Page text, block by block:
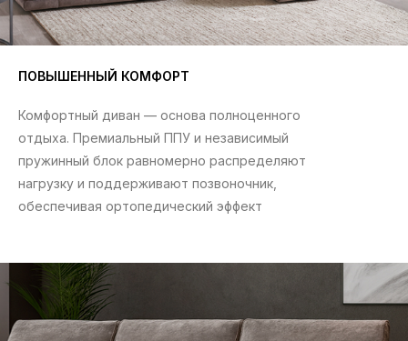
ПОВЫШЕННЫЙ КОМФОРТ
Комфортный диван — основа полноценного
отдыха. Премиальный ППУ и независимый
пружинный блок равномерно распределяют
нагрузку и поддерживают позвоночник,
обеспечивая ортопедический эффект